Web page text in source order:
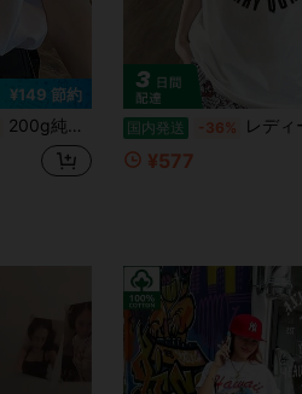
¥149 節約
200g純綿tシャツ2025年夏レディース新品半袖純綿少女柄プリント半袖丸首カップルが着る丸首レディーストップス 国内発送 -36% レディース夏新作デイリーカジュアルルーズラウンドネックコットン半袖Tシャツ。キュ
¥577